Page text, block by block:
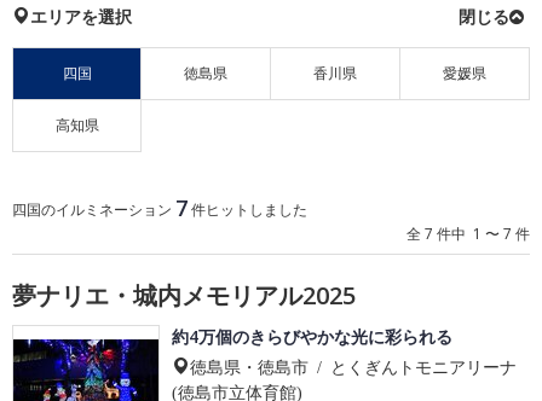
エリアを選択
四国 徳島県 香川県 愛媛県
高知県
四国のイルミネーション 7件ヒットしました
全 7 件中 1 〜 7 件
夢ナリエ・城内メモリアル2025
約4万個のきらびやかな光に彩られる
徳島県・徳島市 / とくぎんトモニアリーナ
(徳島市立体育館)